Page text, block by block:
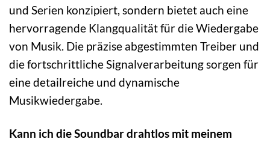
und Serien konzipiert, sondern bietet auch eine
hervorragende Klangqualität für die Wiedergabe
von Musik. Die präzise abgestimmten Treiber und
die fortschrittliche Signalverarbeitung sorgen für
eine detailreiche und dynamische
Musikwiedergabe.
Kann ich die Soundbar drahtlos mit meinem